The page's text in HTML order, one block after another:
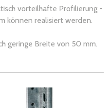
vorteilhafte Profilierung -
können realisiert werden.
geringe Breite von 50 mm.